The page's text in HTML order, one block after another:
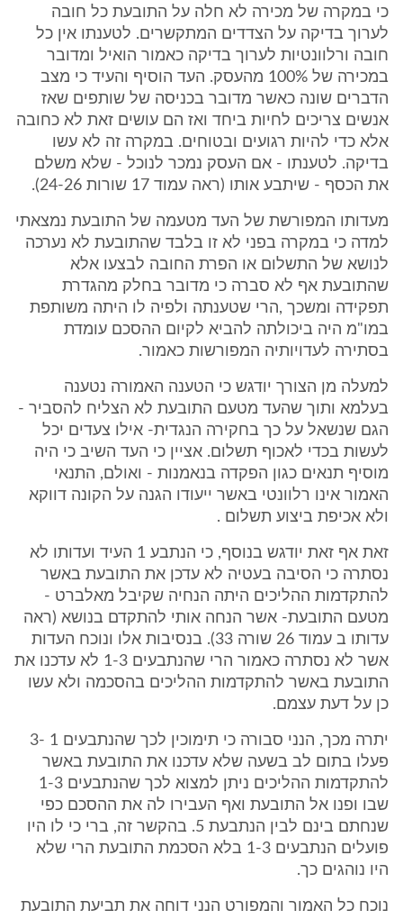
כי במקרה של מכירה לא חלה על התובעת כל חובה
לערוך בדיקה על הצדדים המתקשרים. לטענתו אין כל
חובה ורלוונטיות לערוך בדיקה כאמור הואיל ומדובר
במכירה של 100% מהעסק. העד הוסיף והעיד כי מצב
הדברים שונה כאשר מדובר בכניסה של שותפים שאז
אנשים צריכים לחיות ביחד ואז הם עושים זאת לא כחובה
אלא כדי להיות רגועים ובטוחים. במקרה זה לא עשו
בדיקה. לטענתו - אם העסק נמכר לנוכל - שלא משלם
את הכסף - שיתבע אותו (ראה עמוד 17 שורות 24-26).
מעדותו המפורשת של העד מטעמה של התובעת נמצאתי
למדה כי במקרה בפני לא זו בלבד שהתובעת לא נערכה
לנושא של התשלום או הפרת החובה לבצעו אלא
שהתובעת אף לא סברה כי מדובר בחלק מהגדרת
תפקידה ומשכך ,הרי שטענתה ולפיה לו היתה משותפת
במו"מ היה ביכולתה להביא לקיום ההסכם עומדת
בסתירה לעדויותיה המפורשות כאמור.
למעלה מן הצורך יודגש כי הטענה האמורה נטענה
בעלמא ותוך שהעד מטעם התובעת לא הצליח להסביר -
הגם שנשאל על כך בחקירה הנגדית- אילו צעדים יכל
לעשות בכדי לאכוף תשלום. אציין כי העד השיב כי היה
מוסיף תנאים כגון הפקדה בנאמנות - ואולם, התנאי
האמור אינו רלוונטי באשר ייעודו הגנה על הקונה דווקא
ולא אכיפת ביצוע תשלום .
זאת אף זאת יודגש בנוסף, כי הנתבע 1 העיד ועדותו לא
נסתרה כי הסיבה בעטיה לא עדכן את התובעת באשר
להתקדמות ההליכים היתה הנחיה שקיבל מאלברט -
מטעם התובעת- אשר הנחה אותי להתקדם בנושא (ראה
עדותו ב עמוד 26 שורה 33). בנסיבות אלו ונוכח העדות
אשר לא נסתרה כאמור הרי שהנתבעים 1-3 לא עדכנו את
התובעת באשר להתקדמות ההליכים בהסכמה ולא עשו
כן על דעת עצמם.
יתרה מכך, הנני סבורה כי תימוכין לכך שהנתבעים 1 -3
פעלו בתום לב בשעה שלא עדכנו את התובעת באשר
להתקדמות ההליכים ניתן למצוא לכך שהנתבעים 1-3
שבו ופנו אל התובעת ואף העבירו לה את ההסכם כפי
שנחתם בינם לבין הנתבעת 5. בהקשר זה, ברי כי לו היו
פועלים הנתבעים 1-3 בלא הסכמת התובעת הרי שלא
היו נוהגים כך.
נוכח כל האמור והמפורט הנני דוחה את תביעת התובעת